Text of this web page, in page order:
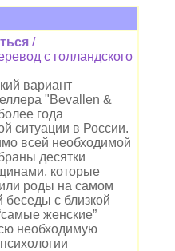
/
с голландского
вариант
"Bevallen &
года
ситуации в России.
всей необходимой
десятки
которые
роды на самом
с близкой
женские”
необходимую